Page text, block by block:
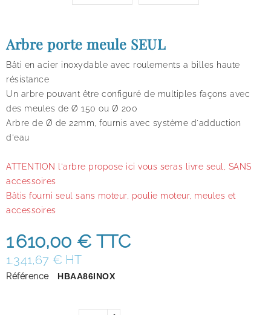
Arbre porte meule SEUL
Bâti en acier inoxydable avec roulements a billes haute
résistance
Un arbre pouvant être configuré de multiples façons avec
des meules de Ø 150 ou Ø 200
Arbre de Ø de 22mm, fournis avec système d'adduction
d'eau
ATTENTION l'arbre propose ici vous seras livre seul, SANS
accessoires
Bâtis fourni seul sans moteur, poulie moteur, meules et
accessoires
1 610,00 € TTC
1.341,67 € HT
Référence HBAA86INOX